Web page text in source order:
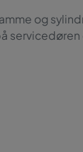
og
servicedøren